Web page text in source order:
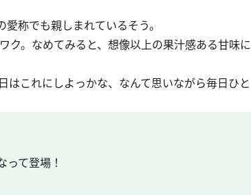
称でも親しまれているそう。
。なめてみると、想像以上の果汁感ある甘味に
これにしよっかな、なんて思いながら毎日ひと
て登場！